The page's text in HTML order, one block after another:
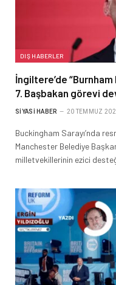
DIŞ HABERLER
İngiltere’de “Burnham
7. Başbakan görevi
SIYASI HABER 20 TEMMUZ
Buckingham Sarayı’nda
Manchester Belediye
milletvekillerinin ezici